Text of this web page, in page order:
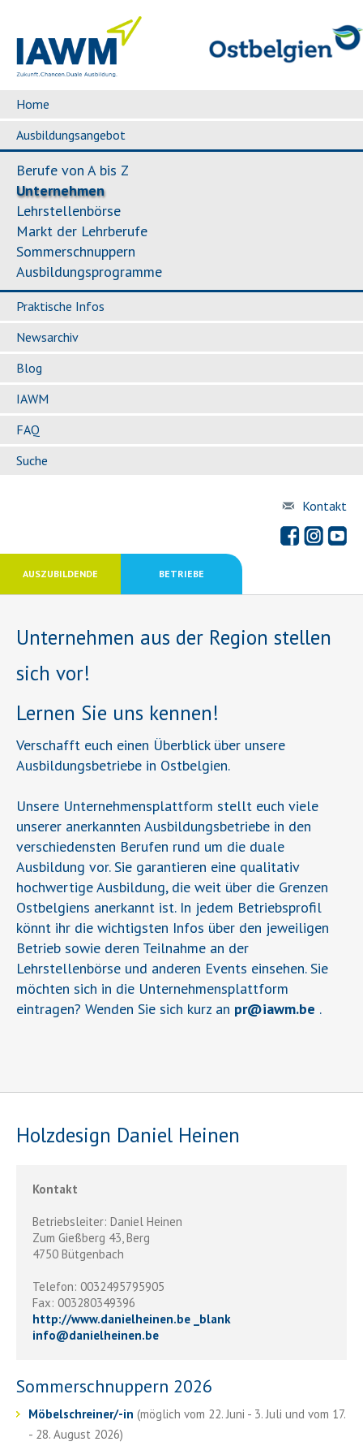
Home
Ausbildungsangebot
Berufe von A bis Z
Unternehmen
Lehrstellenbörse
Markt der Lehrberufe
Sommerschnuppern
Ausbildungsprogramme
Praktische Infos
Newsarchiv
Blog
IAWM
FAQ
Suche
Kontakt
AUSZUBILDENDE BETRIEBE
Unternehmen aus der Region stellen
sich vor!
Lernen Sie uns kennen!
Verschafft euch einen Überblick über unsere
Ausbildungsbetriebe in Ostbelgien.
Unsere Unternehmensplattform stellt euch viele
unserer anerkannten Ausbildungsbetriebe in den
verschiedensten Berufen rund um die duale
Ausbildung vor. Sie garantieren eine qualitativ
hochwertige Ausbildung, die weit über die Grenzen
Ostbelgiens anerkannt ist. In jedem Betriebsprofil
könnt ihr die wichtigsten Infos über den jeweiligen
Betrieb sowie deren Teilnahme an der
Lehrstellenbörse und anderen Events einsehen. Sie
möchten sich in die Unternehmensplattform
eintragen? Wenden Sie sich kurz an pr@iawm.be .
Holzdesign Daniel Heinen
Kontakt
Betriebsleiter: Daniel Heinen
Zum Gießberg 43, Berg
4750 Bütgenbach
Telefon: 0032495795905
Fax: 003280349396
http://www.danielheinen.be _blank
info@danielheinen.be
Sommerschnuppern 2026
Möbelschreiner/-in (möglich vom 22. Juni - 3. Juli und vom 17.
- 28. August 2026)